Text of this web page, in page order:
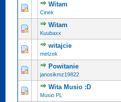
Witam
Cinek
Witam
Kuubaxx
witajcie
metzek
Powitanie
janosikmz19822
Wita Musio :D
Musio PL